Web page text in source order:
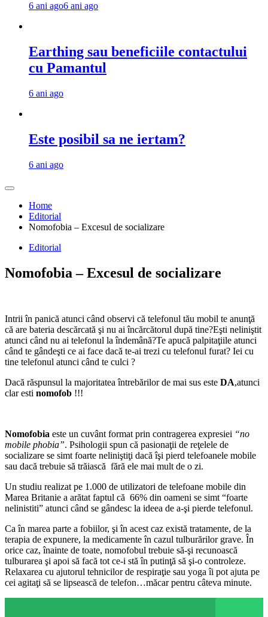
6 ani ago6 ani ago
Earthing sau beneficiile contactului
cu Pamantul
6 ani ago
Este posibil sa ne iertam?
6 ani ago
Home
Editorial
Nomofobia – Excesul de socializare
Editorial
Nomofobia – Excesul de socializare
Intrii în panică atunci când observi că telefonul tău mobil te anunţă
că are bateria descărcată şi nu ai încărcătorul după tine?Eşti neliniştit
atunci când nu ai telefonul la îndemână?Te apucă palpitaţiile atunci
când te gândeşti ce ai face dacă te-ai trezi cu telefonul furat? Iei cu
tine telefonul atunci când te culci ?
Dacă răspunsul la majoritatea întrebărilor de mai sus este DA,atunci
clar esti nomofob !!!
Nomofobia este un cuvânt format prin contragerea expresiei “no
mobile phobia”. Psihologii spun că pasionaţii de reţelele de
socializare se simt foarte neliniştiţi dacă îşi pierd telefoanele mobile
sau dacă trebuie să trăiască fără ele mai mult de o zi.
Un studiu realizat pe 1.000 de utilizatori de telefoane mobile din
Marea Britanie a arătat faptul că 66% din oameni se simt “foarte
nelinistiti” atunci când se gândesc la ideea de a-şi pierde telefonul.
Ca în marea parte a fobiilor, şi în acest caz există tratamente, de la
terapia de expunere, la medicamente în cazul tulburărilor grave. În
orice caz, înainte de toate, nomofobul trebuie să-şi recunoască
tulburarea şi apoi să facă tot ce-i stă în putinţă să şi-o controleze.
Relaxarea cu ajutorul tehnicilor de respiraţie sau yoga îi pot ajuta pe
cei agitaţi să se lipsească de telefon…măcar pentru câteva minute.